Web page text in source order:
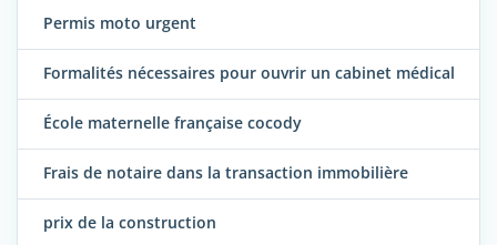
Permis moto urgent
Formalités nécessaires pour ouvrir un cabinet médical
École maternelle française cocody
Frais de notaire dans la transaction immobilière
prix de la construction